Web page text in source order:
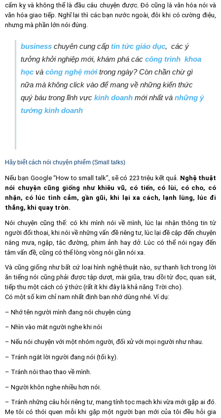
cấm kỵ và không thể là đầu câu chuyện được. Đó cũng là văn hóa nói và
văn hóa giao tiếp. Nghĩ lại thì các bạn nước ngoài, đôi khi có cường điệu,
nhưng mà phần lớn nói đúng.
business chuyên cung cấp tin tức giáo dục, các ý
tưởng khởi nghiệp mới, khám phá các công trình khoa
học và công nghệ mớitrong ngày? Còn chần chừ gì
nữa mà không click vào để mang về những kiến thức
quý báu trong lĩnh vực kinh doanh mới nhất và những ý
tưởng kinh doanh
Hãy biết cách nói chuyện phiếm (Small talks)
Nếu bạn Google “How to small talk”, sẽ có 223 triệu kết quả. Nghệ thuật
nói chuyện cũng giống như khiêu vũ, có tiến, có lùi, có cho, có
nhận, có lúc tình cảm, gần gũi, khi lại xa cách, lạnh lùng, lúc đi
thẳng, khi quay tròn.
Nói chuyện cũng thế: có khi mình nói về mình, lúc lại nhận thông tin từ
người đối thoại, khi nói về những vấn đề riêng tư, lúc lại đề cập đến chuyện
nắng mưa, ngập, tắc đường, phim ảnh hay dở. Lúc có thể nói ngay đến
tâm vấn đề, cũng có thể lòng vòng nói gần nói xa.
Và cũng giống như bất cứ loại hình nghệ thuật nào, sự thanh lịch trong lời
ăn tiếng nói cũng phải được tập dượt, mài giũa, trau dồi từ đọc, quan sát,
tiếp thu một cách có ý thức (rất ít khi đây là khả năng Trời cho).
Có một số kim chỉ nam nhất định bạn nhớ dùng nhé. Ví dụ:
– Nhớ tên người mình đang nói chuyện cùng
– Nhìn vào mắt người nghe khi nói
– Nếu nói chuyện với một nhóm người, đối xử với mọi người như nhau.
– Tránh ngắt lời người đang nói (tối kỵ).
– Tránh nói thao thao về mình.
– Người khôn nghe nhiều hơn nói.
– Tránh những câu hỏi riêng tư, mang tính tọc mạch khi vừa mới gặp ai đó.
Mẹ tôi có thói quen mỗi khi gặp một người bạn mới của tôi đều hỏi gia